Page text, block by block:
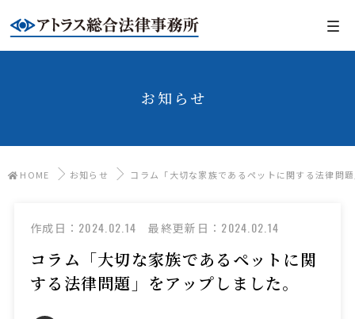
お知らせ
HOME お知らせ コラム「大切な家族であるペットに関する法律問
作成日： 2024.02.14 最終更新日： 2024.02.14
コラム「大切な家族であるペットに関
する法律問題」をアップしました。